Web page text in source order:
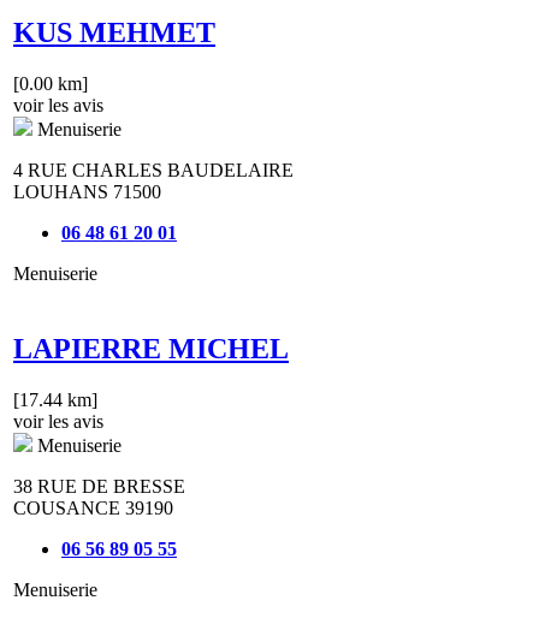
KUS MEHMET
[0.00 km]
voir les avis
Menuiserie
4 RUE CHARLES BAUDELAIRE
LOUHANS 71500
06 48 61 20 01
Menuiserie
LAPIERRE MICHEL
[17.44 km]
voir les avis
Menuiserie
38 RUE DE BRESSE
COUSANCE 39190
06 56 89 05 55
Menuiserie